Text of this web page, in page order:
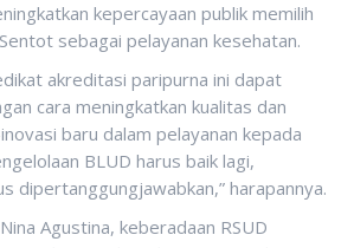
kepercayaan publik memilih
sebagai pelayanan kesehatan.
akreditasi paripurna ini dapat
cara meningkatkan kualitas dan
baru dalam pelayanan kepada
BLUD harus baik lagi,
dipertanggungjawabkan,” harapannya.
Agustina, keberadaan RSUD